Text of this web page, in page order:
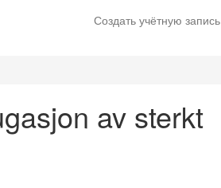
Создать учётную запись
av sterkt